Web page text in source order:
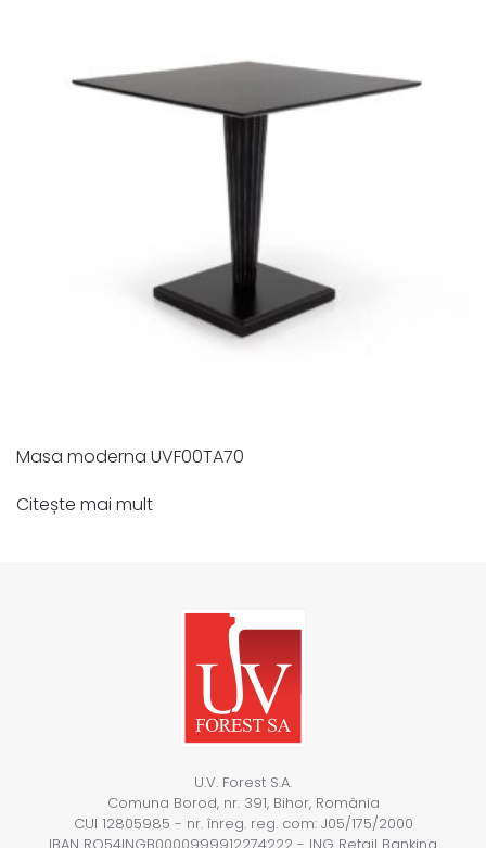
Masa moderna UVF00TA70
Citește mai mult
U.V. Forest S.A.
Comuna Borod, nr. 391, Bihor, România
CUI 12805985 - nr. înreg. reg. com: J05/175/2000